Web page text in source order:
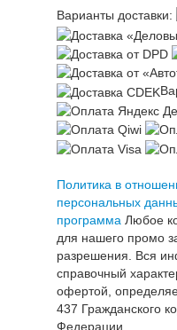
Варианты доставки:
Политика в
персональных
программа Любое
для нашего промо
разрешения. Вся
справочный
офертой,
437 Гражданского
Федерации.